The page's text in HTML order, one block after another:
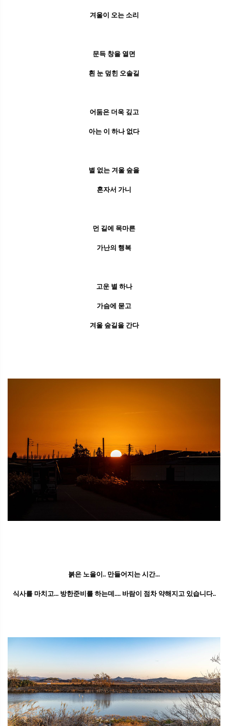
겨울이 오는 소리
문득 창을 열면
흰 눈 덮힌 오솔길
어둠은 더욱 깊고
아는 이 하나 없다
별 없는 겨울 숲을
혼자서 가니
먼 길에 목마른
가난의 행복
고운 별 하나
가슴에 묻고
겨울 숲길을 간다
붉은 노을이.. 만들어지는 시간...
식사를 마치고... 방한준비를 하는데.... 바람이 점차 약해지고 있습니다..